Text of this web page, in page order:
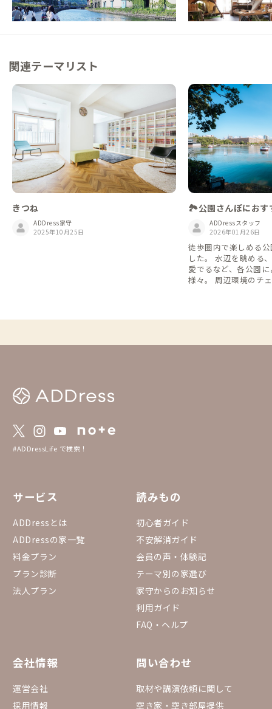
この家からの距離 28km この家からの距離 34km
関連テーマリスト
きつね
ADDress家守
2025年10月25日
🏞️公園さんぽにおす
を体験してみよう
ADDressスタッフ
2026年01月26日
徒歩圏内で楽しめる
した。 水辺を眺める
愛でるなど、各公園
様々。 周辺環境のチ
#ADDressLife で検索！
サービス
ADDressとは
ADDressの家一覧
料金プラン
プラン診断
法人プラン
読みもの
初心者ガイド
不安解消ガイド
会員の声・体験記
テーマ別の家選び
家守からのお知らせ
利用ガイド
FAQ・ヘルプ
会社情報
運営会社
採用情報
問い合わせ
取材や講演依頼に関して
空き家・空き部屋提供